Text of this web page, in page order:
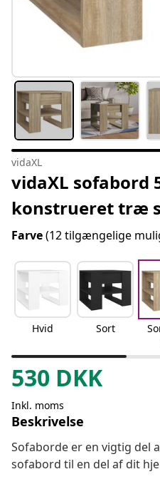
vidaXL
vidaXL sofabord
konstrueret træ
Farve(12 tilgængelige
Hvid Sort
530 DKK
Inkl. moms
Beskrivelse
Sofaborde er en vigtig del
sofabord til en del af dit